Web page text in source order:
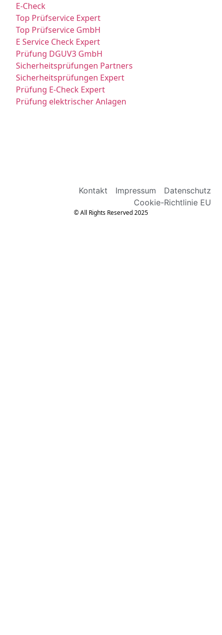
E-Check
Top Prüfservice Expert
Top Prüfservice GmbH
E Service Check Expert
Prüfung DGUV3 GmbH
Sicherheitsprüfungen Partners
Sicherheitsprüfungen Expert
Prüfung E-Check Expert
Prüfung elektrischer Anlagen
Kontakt Impressum
Datenschutz
Cookie-Richtlinie EU
© All Rights Reserved 2025